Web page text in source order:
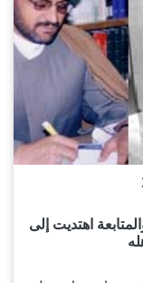
اهتديت إلى